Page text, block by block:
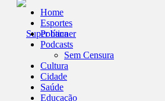
Home
Esportes
Política
Podcasts
Sem Censura
Cultura
Cidade
Saúde
Educação